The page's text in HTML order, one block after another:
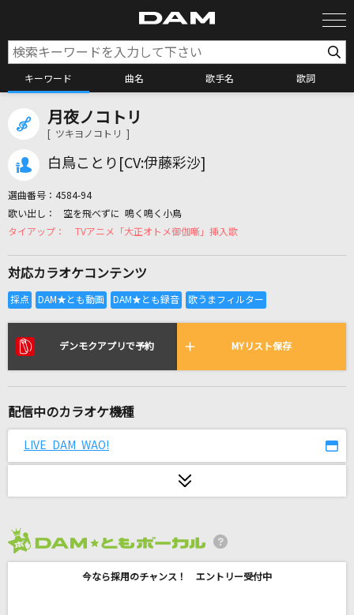
キーワード 曲名 歌手名 歌詞
カラオケ店舗検索
カラオケリクエスト
リアルタイムで歌われている曲の一覧
ロストワンの号哭
センチメンタル・ジャーニー
松本伊代
[生音]ブルーバード
いきものがかり
月夜ノコトリ
[ ツキヨノコトリ ]
白鳥ことり[CV:伊藤彩沙]
選曲番号： 4584-94
空を飛べずに 鳴く鳴く小鳥
TVアニメ「大正オトメ御伽噺」挿入歌
対応カラオケコンテンツ
デンモクアプリで予約 MYリスト保存
配信中のカラオケ機種
LIVE DAM WAO!
今なら採用のチャンス！ エントリー受付中